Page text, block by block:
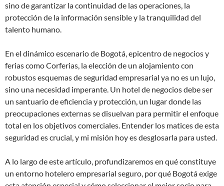
sino de garantizar la continuidad de las operaciones, la
protección de la información sensible y la tranquilidad del
talento humano.
En el dinámico escenario de Bogotá, epicentro de negocios y
ferias como Corferias, la elección de un alojamiento con
robustos esquemas de seguridad empresarial ya no es un lujo,
sino una necesidad imperante. Un hotel de negocios debe ser
un santuario de eficiencia y protección, un lugar donde las
preocupaciones externas se disuelvan para permitir el enfoque
total en los objetivos comerciales. Entender los matices de esta
seguridad es crucial, y mi misión hoy es desglosarla para usted.
A lo largo de este artículo, profundizaremos en qué constituye
un entorno hotelero empresarial seguro, por qué Bogotá exige